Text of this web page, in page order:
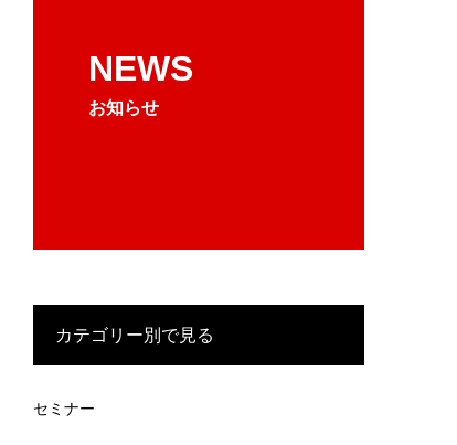
NEWS
お知らせ
カテゴリー別で見る
セミナー